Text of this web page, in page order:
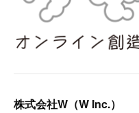
株式会社W（W Inc.）